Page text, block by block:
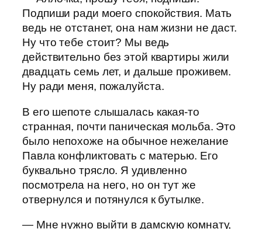
Подпиши ради моего спокойствия. Мать
ведь не отстанет, она нам жизни не даст.
Ну что тебе стоит? Мы ведь
действительно без этой квартиры жили
двадцать семь лет, и дальше проживем.
Ну ради меня, пожалуйста.
В его шепоте слышалась какая-то
странная, почти паническая мольба. Это
было непохоже на обычное нежелание
Павла конфликтовать с матерью. Его
буквально трясло. Я удивленно
посмотрела на него, но он тут же
отвернулся и потянулся к бутылке.
— Мне нужно выйти в дамскую комнату,